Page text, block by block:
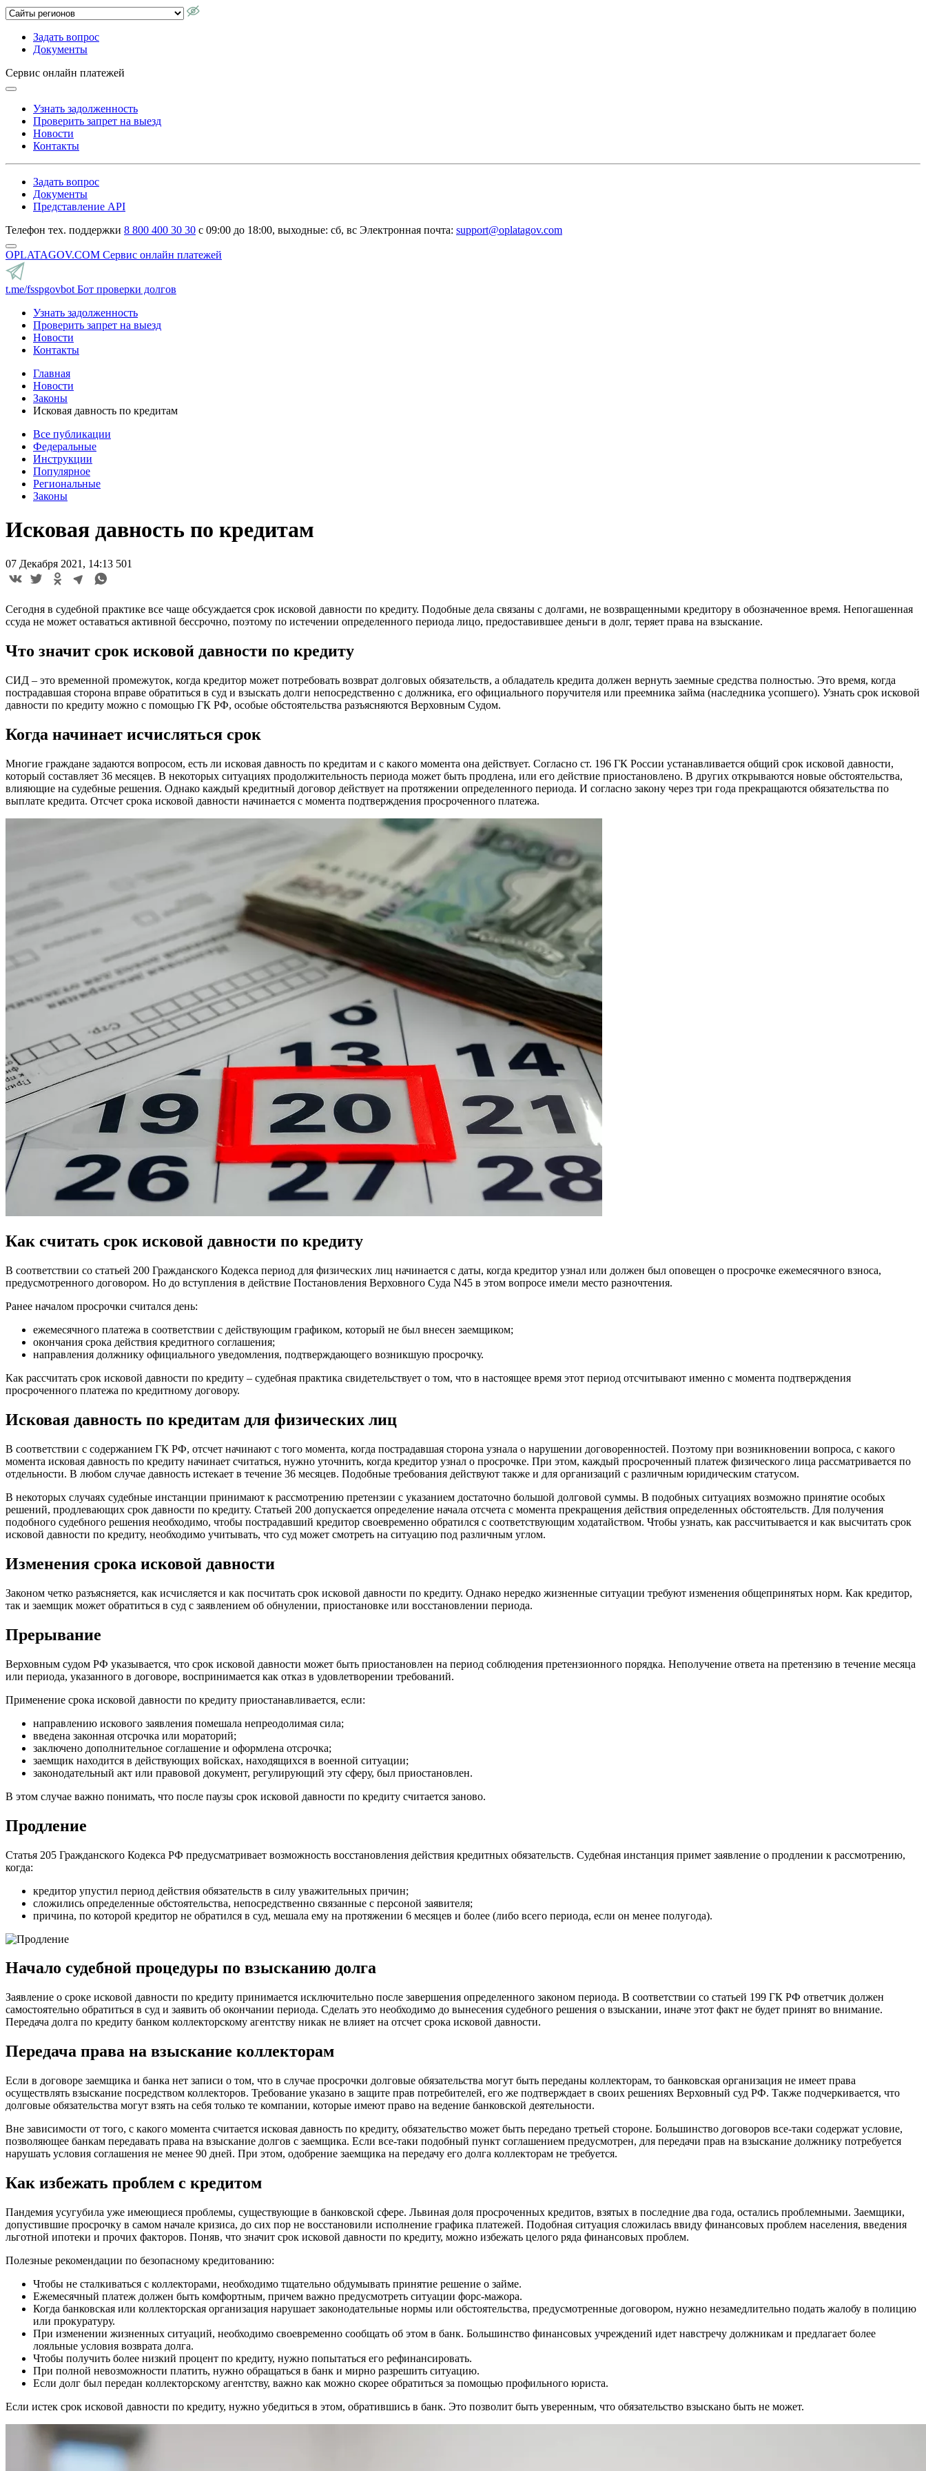
Задать вопрос
Документы
Сервис онлайн платежей
Узнать задолженность
Проверить запрет на выезд
Новости
Контакты
Задать вопрос
Документы
Представление API
Телефон тех. поддержки 8 800 400 30 30 с 09:00 до 18:00, выходные: сб, вс Электронная почта: support@oplatagov.com
OPLATAGOV.COM Сервис онлайн платежей
t.me/fsspgovbot Бот проверки долгов
Узнать задолженность
Проверить запрет на выезд
Новости
Контакты
Главная
Новости
Законы
Исковая давность по кредитам
Все публикации
Федеральные
Инструкции
Популярное
Региональные
Законы
Исковая давность по кредитам
07 Декабря 2021, 14:13 501
Сегодня в судебной практике все чаще обсуждается срок исковой давности по кредиту. Подобные дела связаны с долгами, не возвращенными кредитору в обозначенное время. Непогашенная
ссуда не может оставаться активной бессрочно, поэтому по истечении определенного периода лицо, предоставившее деньги в долг, теряет права на взыскание.
Что значит срок исковой давности по кредиту
СИД – это временной промежуток, когда кредитор может потребовать возврат долговых обязательств, а обладатель кредита должен вернуть заемные средства полностью. Это время, когда
пострадавшая сторона вправе обратиться в суд и взыскать долги непосредственно с должника, его официального поручителя или преемника займа (наследника усопшего). Узнать срок исковой
давности по кредиту можно с помощью ГК РФ, особые обстоятельства разъясняются Верховным Судом.
Когда начинает исчисляться срок
Многие граждане задаются вопросом, есть ли исковая давность по кредитам и с какого момента она действует. Согласно ст. 196 ГК России устанавливается общий срок исковой давности,
который составляет 36 месяцев. В некоторых ситуациях продолжительность периода может быть продлена, или его действие приостановлено. В других открываются новые обстоятельства,
влияющие на судебные решения. Однако каждый кредитный договор действует на протяжении определенного периода. И согласно закону через три года прекращаются обязательства по
выплате кредита. Отсчет срока исковой давности начинается с момента подтверждения просроченного платежа.
Как считать срок исковой давности по кредиту
В соответствии со статьей 200 Гражданского Кодекса период для физических лиц начинается с даты, когда кредитор узнал или должен был оповещен о просрочке ежемесячного взноса,
предусмотренного договором. Но до вступления в действие Постановления Верховного Суда N45 в этом вопросе имели место разночтения.
Ранее началом просрочки считался день:
ежемесячного платежа в соответствии с действующим графиком, который не был внесен заемщиком;
окончания срока действия кредитного соглашения;
направления должнику официального уведомления, подтверждающего возникшую просрочку.
Как рассчитать срок исковой давности по кредиту – судебная практика свидетельствует о том, что в настоящее время этот период отсчитывают именно с момента подтверждения
просроченного платежа по кредитному договору.
Исковая давность по кредитам для физических лиц
В соответствии с содержанием ГК РФ, отсчет начинают с того момента, когда пострадавшая сторона узнала о нарушении договоренностей. Поэтому при возникновении вопроса, с какого
момента исковая давность по кредиту начинает считаться, нужно уточнить, когда кредитор узнал о просрочке. При этом, каждый просроченный платеж физического лица рассматривается по
отдельности. В любом случае давность истекает в течение 36 месяцев. Подобные требования действуют также и для организаций с различным юридическим статусом.
В некоторых случаях судебные инстанции принимают к рассмотрению претензии с указанием достаточно большой долговой суммы. В подобных ситуациях возможно принятие особых
решений, продлевающих срок давности по кредиту. Статьей 200 допускается определение начала отсчета с момента прекращения действия определенных обстоятельств. Для получения
подобного судебного решения необходимо, чтобы пострадавший кредитор своевременно обратился с соответствующим ходатайством. Чтобы узнать, как рассчитывается и как высчитать срок
исковой давности по кредиту, необходимо учитывать, что суд может смотреть на ситуацию под различным углом.
Изменения срока исковой давности
Законом четко разъясняется, как исчисляется и как посчитать срок исковой давности по кредиту. Однако нередко жизненные ситуации требуют изменения общепринятых норм. Как кредитор,
так и заемщик может обратиться в суд с заявлением об обнулении, приостановке или восстановлении периода.
Прерывание
Верховным судом РФ указывается, что срок исковой давности может быть приостановлен на период соблюдения претензионного порядка. Неполучение ответа на претензию в течение месяца
или периода, указанного в договоре, воспринимается как отказ в удовлетворении требований.
Применение срока исковой давности по кредиту приостанавливается, если:
направлению искового заявления помешала непреодолимая сила;
введена законная отсрочка или мораторий;
заключено дополнительное соглашение и оформлена отсрочка;
заемщик находится в действующих войсках, находящихся в военной ситуации;
законодательный акт или правовой документ, регулирующий эту сферу, был приостановлен.
В этом случае важно понимать, что после паузы срок исковой давности по кредиту считается заново.
Продление
Статья 205 Гражданского Кодекса РФ предусматривает возможность восстановления действия кредитных обязательств. Судебная инстанция примет заявление о продлении к рассмотрению,
когда:
кредитор упустил период действия обязательств в силу уважительных причин;
сложились определенные обстоятельства, непосредственно связанные с персоной заявителя;
причина, по которой кредитор не обратился в суд, мешала ему на протяжении 6 месяцев и более (либо всего периода, если он менее полугода).
Начало судебной процедуры по взысканию долга
Заявление о сроке исковой давности по кредиту принимается исключительно после завершения определенного законом периода. В соответствии со статьей 199 ГК РФ ответчик должен
самостоятельно обратиться в суд и заявить об окончании периода. Сделать это необходимо до вынесения судебного решения о взыскании, иначе этот факт не будет принят во внимание.
Передача долга по кредиту банком коллекторскому агентству никак не влияет на отсчет срока исковой давности.
Передача права на взыскание коллекторам
Если в договоре заемщика и банка нет записи о том, что в случае просрочки долговые обязательства могут быть переданы коллекторам, то банковская организация не имеет права
осуществлять взыскание посредством коллекторов. Требование указано в защите прав потребителей, его же подтверждает в своих решениях Верховный суд РФ. Также подчеркивается, что
долговые обязательства могут взять на себя только те компании, которые имеют право на ведение банковской деятельности.
Вне зависимости от того, с какого момента считается исковая давность по кредиту, обязательство может быть передано третьей стороне. Большинство договоров все-таки содержат условие,
позволяющее банкам передавать права на взыскание долгов с заемщика. Если все-таки подобный пункт соглашением предусмотрен, для передачи прав на взыскание должнику потребуется
нарушать условия соглашения не менее 90 дней. При этом, одобрение заемщика на передачу его долга коллекторам не требуется.
Как избежать проблем с кредитом
Пандемия усугубила уже имеющиеся проблемы, существующие в банковской сфере. Львиная доля просроченных кредитов, взятых в последние два года, остались проблемными. Заемщики,
допустившие просрочку в самом начале кризиса, до сих пор не восстановили исполнение графика платежей. Подобная ситуация сложилась ввиду финансовых проблем населения, введения
льготной ипотеки и прочих факторов. Поняв, что значит срок исковой давности по кредиту, можно избежать целого ряда финансовых проблем.
Полезные рекомендации по безопасному кредитованию:
Чтобы не сталкиваться с коллекторами, необходимо тщательно обдумывать принятие решение о займе.
Ежемесячный платеж должен быть комфортным, причем важно предусмотреть ситуации форс-мажора.
Когда банковская или коллекторская организация нарушает законодательные нормы или обстоятельства, предусмотренные договором, нужно незамедлительно подать жалобу в полицию
или прокуратуру.
При изменении жизненных ситуаций, необходимо своевременно сообщать об этом в банк. Большинство финансовых учреждений идет навстречу должникам и предлагает более
лояльные условия возврата долга.
Чтобы получить более низкий процент по кредиту, нужно попытаться его рефинансировать.
При полной невозможности платить, нужно обращаться в банк и мирно разрешить ситуацию.
Если долг был передан коллекторскому агентству, важно как можно скорее обратиться за помощью профильного юриста.
Если истек срок исковой давности по кредиту, нужно убедиться в этом, обратившись в банк. Это позволит быть уверенным, что обязательство взыскано быть не может.